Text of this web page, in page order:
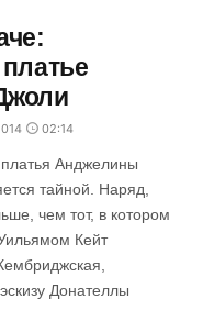
02:14
платья Анджелины
тайной. Наряд,
чем тот, в котором
Кейт
Донателлы